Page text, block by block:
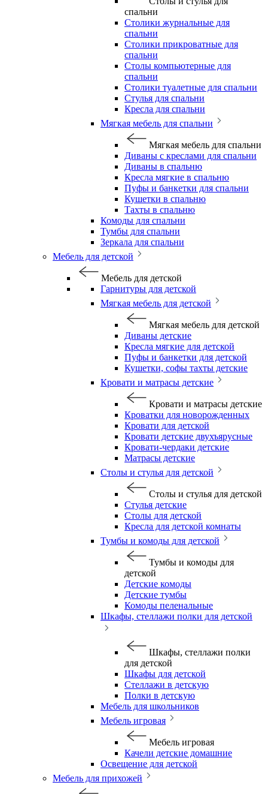
спальни
Столики журнальные для
спальни
Столики прикроватные для
спальни
Столы компьютерные для
спальни
Столики туалетные для спальни
Стулья для спальни
Кресла для спальни
Мягкая мебель для спальни
Мягкая мебель для спальни
Диваны с креслами для спальни
Диваны в спальню
Кресла мягкие в спальню
Пуфы и банкетки для спальни
Кушетки в спальню
Тахты в спальню
Комоды для спальни
Тумбы для спальни
Зеркала для спальни
Мебель для детской
Мебель для детской
Гарнитуры для детской
Мягкая мебель для детской
Мягкая мебель для детской
Диваны детские
Кресла мягкие для детской
Пуфы и банкетки для детской
Кушетки, софы тахты детские
Кровати и матрасы детские
Кровати и матрасы детские
Кроватки для новорожденных
Кровати для детской
Кровати детские двухъярусные
Кровати-чердаки детские
Матрасы детские
Столы и стулья для детской
Столы и стулья для детской
Стулья детские
Столы для детской
Кресла для детской комнаты
Тумбы и комоды для детской
Тумбы и комоды для
детской
Детские комоды
Детские тумбы
Комоды пеленальные
Шкафы, стеллажи полки для детской
Шкафы, стеллажи полки
для детской
Шкафы для детской
Стеллажи в детскую
Полки в детскую
Мебель для школьников
Мебель игровая
Мебель игровая
Качели детские домашние
Освещение для детской
Мебель для прихожей